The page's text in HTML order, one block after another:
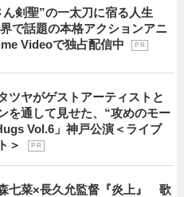
ん剣聖”の一太刀に宿る人生
で話題の本格アクションアニ
Videoで独占配信中
P R
ツヤがゲストアーティストと
を通して見せた、“攻めのモー
Vol.6」神戸公演＜ライブ
＞
P R
七菜×長久允監督『炎上』 歌